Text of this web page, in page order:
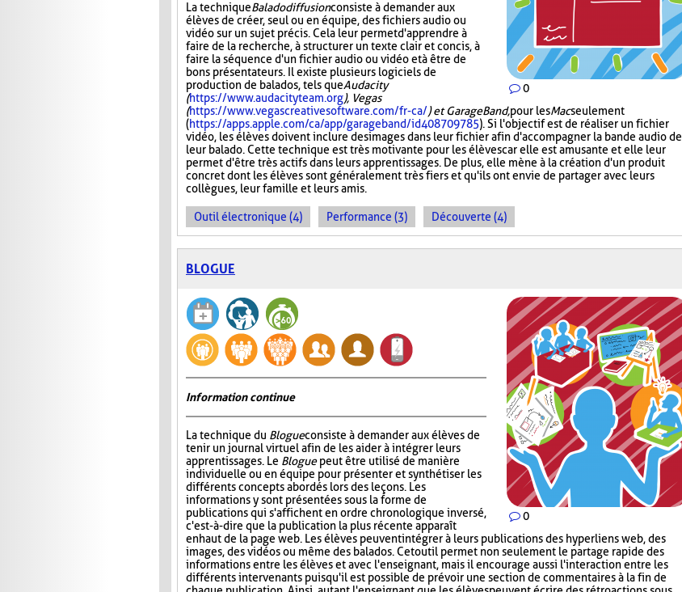
0
La techniqueBaladodiffusionconsiste à demander aux
élèves de créer, seul ou en équipe, des fichiers audio ou
vidéo sur un sujet précis. Cela leur permet d'apprendre à
faire de la recherche, à structurer un texte clair et concis, à
faire la séquence d'un fichier audio ou vidéo et à être de
bons présentateurs. Il existe plusieurs logiciels de
production de balados, tels queAudacity
(https://www.audacityteam.org), Vegas
(https://www.vegascreativesoftware.com/fr-ca/) et GarageBand,pour lesMacseulement
(https://apps.apple.com/ca/app/garageband/id408709785). Si l'objectif est de réaliser un fichier
vidéo, les élèves doivent inclure des images dans leur fichier afin d'accompagner la bande audio de
leur balado. Cette technique est très motivante pour les élèves car elle est amusante et elle leur
permet d'être très actifs dans leurs apprentissages. De plus, elle mène à la création d'un produit
concret dont les élèves sont généralement très fiers et qu'ils ont envie de partager avec leurs
collègues, leur famille et leurs amis.
Outil électronique (4) Performance (3) Découverte (4)
BLOGUE
0
Information continue
La technique du Blogueconsiste à demander aux élèves de
tenir un journal virtuel afin de les aider à intégrer leurs
apprentissages. Le Bloguepeut être utilisé de manière
individuelle ou en équipe pour présenter et synthétiser les
différents concepts abordés lors des leçons. Les
informations y sont présentées sous la forme de
publications qui s'affichent en ordre chronologique inversé,
c'est-à-dire que la publication la plus récente apparaît
en haut de la page web. Les élèves peuvent intégrer à leurs publications des hyperliens web, des
images, des vidéos ou même des balados. Cet outil permet non seulement le partage rapide des
informations entre les élèves et avec l'enseignant, mais il encourage aussi l'interaction entre les
différents intervenants puisqu'il est possible de prévoir une section de commentaires à la fin de